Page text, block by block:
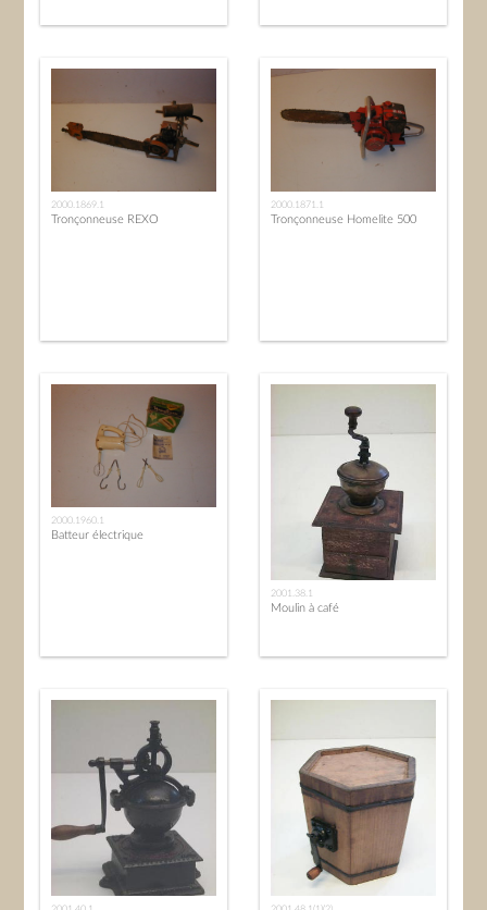
2000.1869.1
Tronçonneuse REXO
2000.1871.1
Tronçonneuse Homelite 500
2000.1960.1
Batteur électrique
2001.38.1
Moulin à café